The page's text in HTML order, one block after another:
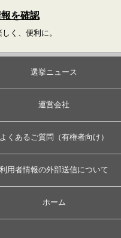
を確認
く、便利に。
選挙ニュース
運営会社
よくあるご質問（有権者向け）
利用者情報の外部送信について
ホーム